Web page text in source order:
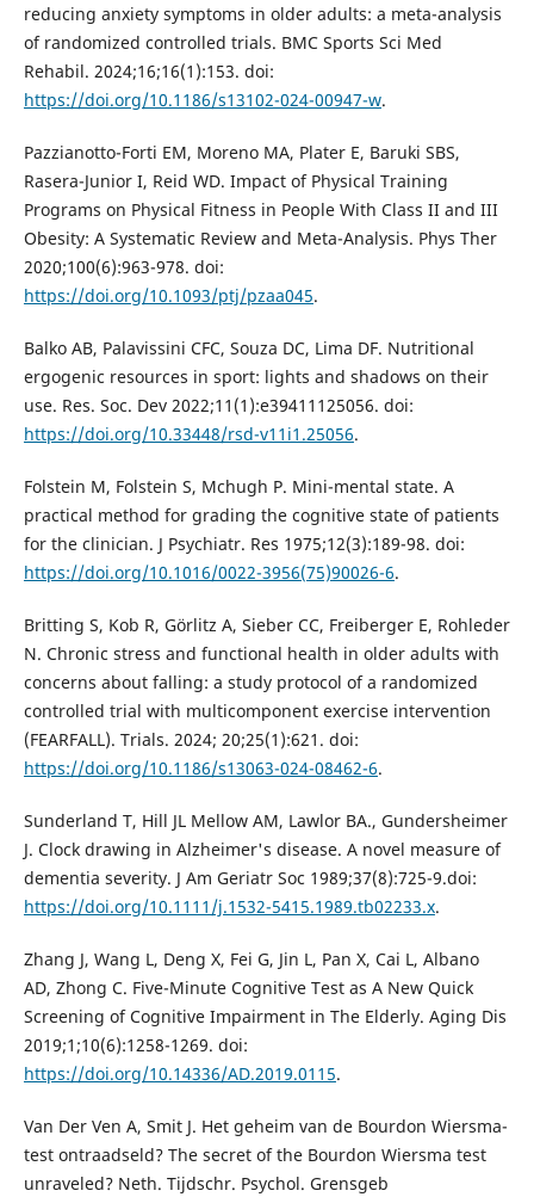
reducing anxiety symptoms in older adults: a meta-analysis
of randomized controlled trials. BMC Sports Sci Med
Rehabil. 2024;16;16(1):153. doi:
https://doi.org/10.1186/s13102-024-00947-w.
Pazzianotto-Forti EM, Moreno MA, Plater E, Baruki SBS,
Rasera-Junior I, Reid WD. Impact of Physical Training
Programs on Physical Fitness in People With Class II and III
Obesity: A Systematic Review and Meta-Analysis. Phys Ther
2020;100(6):963-978. doi:
https://doi.org/10.1093/ptj/pzaa045.
Balko AB, Palavissini CFC, Souza DC, Lima DF. Nutritional
ergogenic resources in sport: lights and shadows on their
use. Res. Soc. Dev 2022;11(1):e39411125056. doi:
https://doi.org/10.33448/rsd-v11i1.25056.
Folstein M, Folstein S, Mchugh P. Mini-mental state. A
practical method for grading the cognitive state of patients
for the clinician. J Psychiatr. Res 1975;12(3):189-98. doi:
https://doi.org/10.1016/0022-3956(75)90026-6.
Britting S, Kob R, Görlitz A, Sieber CC, Freiberger E, Rohleder
N. Chronic stress and functional health in older adults with
concerns about falling: a study protocol of a randomized
controlled trial with multicomponent exercise intervention
(FEARFALL). Trials. 2024; 20;25(1):621. doi:
https://doi.org/10.1186/s13063-024-08462-6.
Sunderland T, Hill JL Mellow AM, Lawlor BA., Gundersheimer
J. Clock drawing in Alzheimer's disease. A novel measure of
dementia severity. J Am Geriatr Soc 1989;37(8):725-9.doi:
https://doi.org/10.1111/j.1532-5415.1989.tb02233.x.
Zhang J, Wang L, Deng X, Fei G, Jin L, Pan X, Cai L, Albano
AD, Zhong C. Five-Minute Cognitive Test as A New Quick
Screening of Cognitive Impairment in The Elderly. Aging Dis
2019;1;10(6):1258-1269. doi:
https://doi.org/10.14336/AD.2019.0115.
Van Der Ven A, Smit J. Het geheim van de Bourdon Wiersma-
test ontraadseld? The secret of the Bourdon Wiersma test
unraveled? Neth. Tijdschr. Psychol. Grensgeb